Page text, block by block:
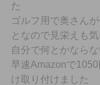
た
ゴルフ用で奥さん
となので見栄えも
自分で何とかならな
早速Amazonで
け取り付けました